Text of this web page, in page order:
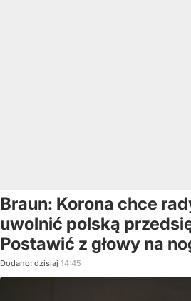
Braun: Korona chce
uwolnić polską
Postawić z głowy na
Dodano: dzisiaj 14:45